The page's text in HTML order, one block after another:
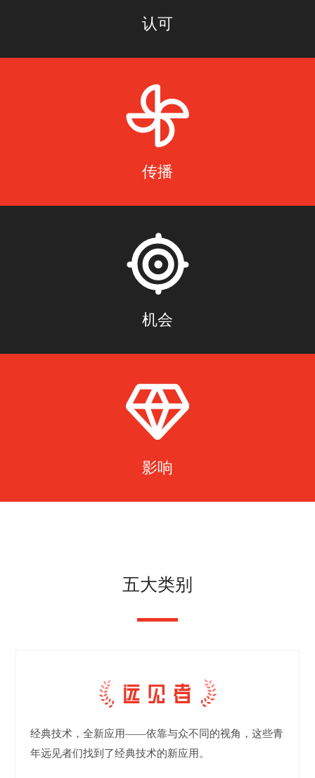
认可
传播
机会
影响
五大类别
经典技术，全新应用——依靠与众不同的视角，这些青
年远见者们找到了经典技术的新应用。